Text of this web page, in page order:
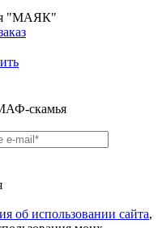
"МАЯК"
скамья
об использовании сайта,